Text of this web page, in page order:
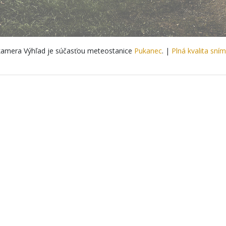
Výhľad je súčasťou meteostanice Pukanec. | Plná kvalita